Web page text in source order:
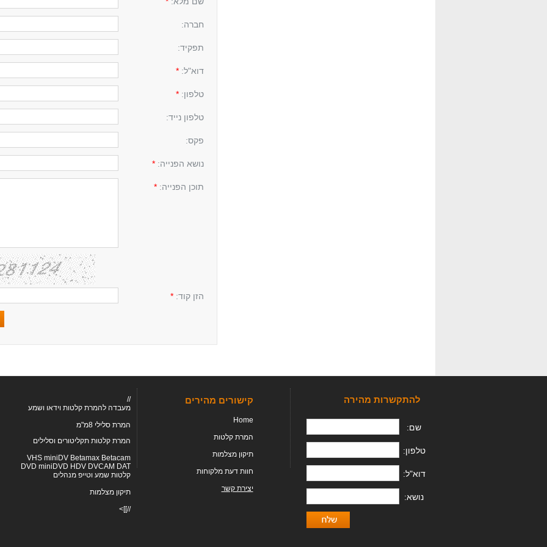
חברה:
תפקיד:
דוא"ל: *
טלפון: *
טלפון נייד:
פקס:
נושא הפנייה: *
תוכן הפנייה: *
הזן קוד: *
להתקשרות מהירה
שם:
טלפון:
דוא"ל:
נושא:
קישורים מהירים
Home
המרת קלטות
תיקון מצלמות
חוות דעת מלקוחות
יצירת קשר
//
מעבדה להמרת קלטות וידאו ושמע
המרת סלילי 8מ"מ
המרת קלטות תקליטורים וסלילים
VHS miniDV Betamax Betacam
DVD miniDVD HDV DVCAM DAT
קלטות שמע וטייפ מנהלים
תיקון מצלמות
//]]>